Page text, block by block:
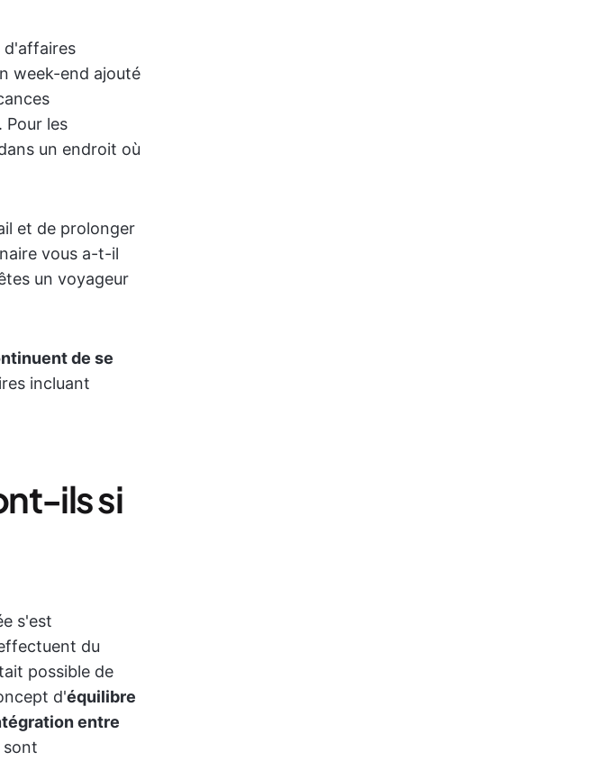
d'affaires
week-end ajouté
Pour les
un endroit où
et de prolonger
vous a-t-il
un voyageur
de se
incluant
ils si
s'est
du
possible de
d'équilibre
entre
sont